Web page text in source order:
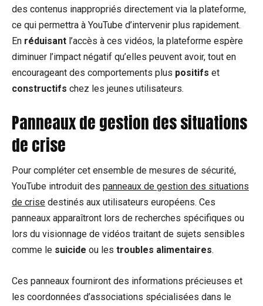
des contenus inappropriés directement via la plateforme,
ce qui permettra à YouTube d’intervenir plus rapidement.
En réduisant l’accès à ces vidéos, la plateforme espère
diminuer l’impact négatif qu’elles peuvent avoir, tout en
encourageant des comportements plus positifs et
constructifs chez les jeunes utilisateurs.
Panneaux de gestion des situations
de crise
Pour compléter cet ensemble de mesures de sécurité,
YouTube introduit des panneaux de gestion des situations
de crise destinés aux utilisateurs européens. Ces
panneaux apparaîtront lors de recherches spécifiques ou
lors du visionnage de vidéos traitant de sujets sensibles
comme le suicide ou les troubles alimentaires.
Ces panneaux fourniront des informations précieuses et
les coordonnées d’associations spécialisées dans le